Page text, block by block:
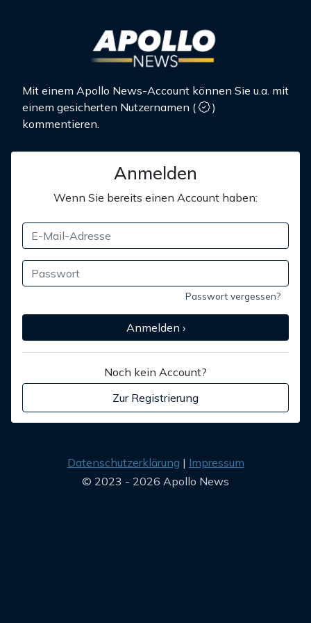
Mit einem Apollo News-Account können Sie u.a. mit
einem gesicherten Nutzernamen (
)
kommentieren.
Anmelden
Wenn Sie bereits einen Account haben:
Passwort vergessen?
Anmelden ›
Noch kein Account?
Zur Registrierung
Datenschutzerklärung
Impressum
© 2023 - 2026 Apollo News